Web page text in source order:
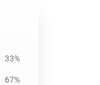
33%
67%